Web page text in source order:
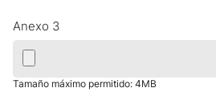
Anexo 3
Tamaño máximo permitido: 4MB